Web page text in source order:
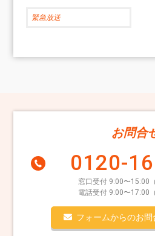
緊急放送
お問合
0120-
窓口受付 9:00〜15:00
電話受付 9:00〜17:00
フォームからのお問